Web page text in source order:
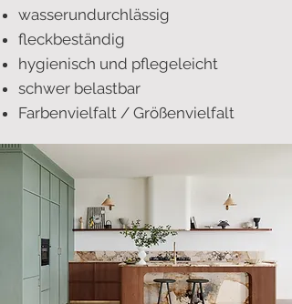
wasserundurchlässig
fleckbeständig
hygienisch und pflegeleicht
schwer belastbar
Farbenvielfalt / Größenvielfalt